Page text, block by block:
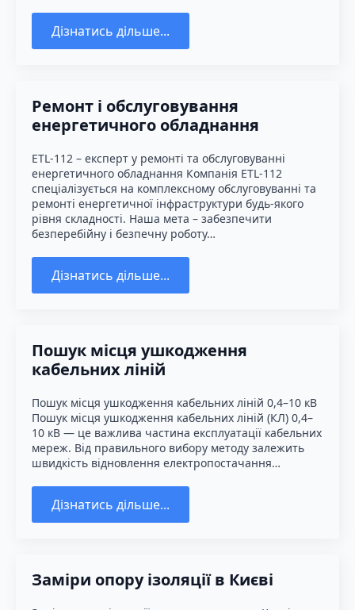
Дізнатись дільше...
Ремонт і обслуговування
енергетичного обладнання
ETL-112 – експерт у ремонті та обслуговуванні
енергетичного обладнання Компанія ETL-112
спеціалізується на комплексному обслуговуванні та
ремонті енергетичної інфраструктури будь-якого
рівня складності. Наша мета – забезпечити
безперебійну і безпечну роботу…
Дізнатись дільше...
Пошук місця ушкодження
кабельних ліній
Пошук місця ушкодження кабельних ліній 0,4–10 кВ
Пошук місця ушкодження кабельних ліній (КЛ) 0,4–
10 кВ — це важлива частина експлуатації кабельних
мереж. Від правильного вибору методу залежить
швидкість відновлення електропостачання…
Дізнатись дільше...
Заміри опору ізоляції в Києві